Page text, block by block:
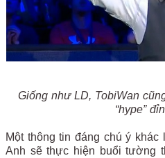
Giống như LD, TobiWan
“hype”
Một thông tin đáng chú ý khác
Anh sẽ thực hiện buổi tường